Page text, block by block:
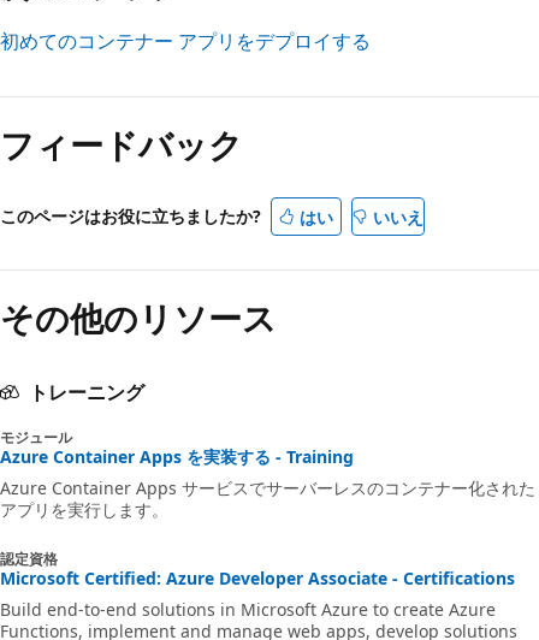
初めてのコンテナー アプリをデプロイする
フィードバック
このページはお役に立ちましたか? はい いいえ
その他のリソース
トレーニング
モジュール
Azure Container Apps を実装する - Training
Azure Container Apps サービスでサーバーレスのコンテナー化された
アプリを実行します。
認定資格
Microsoft Certified: Azure Developer Associate - Certifications
Build end-to-end solutions in Microsoft Azure to create Azure
Functions, implement and manage web apps, develop solutions